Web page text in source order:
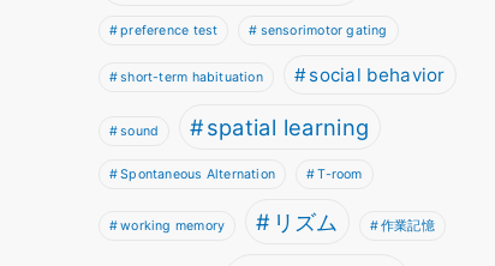
preference test sensorimotor gating
short-term habituation social behavior
sound spatial learning
Spontaneous Alternation T-room
working memory リズム 作業記憶